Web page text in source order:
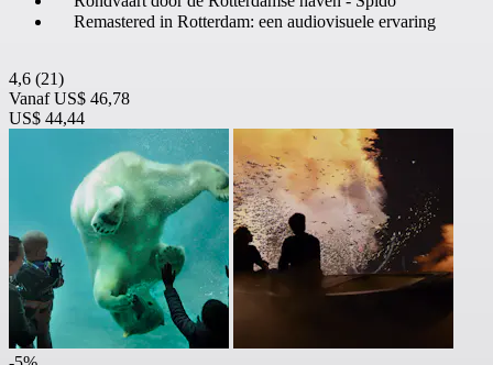
Remastered in Rotterdam: een audiovisuele ervaring
4,6 (21)
Vanaf US$ 46,78
US$ 44,44